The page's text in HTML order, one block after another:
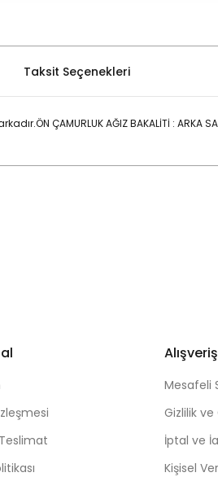
Taksit Seçenekleri
ÇAMURLUK AĞIZ BAKALİTİ :
Alışveriş
Mesafeli
Gizlilik
İptal ve
Kişisel